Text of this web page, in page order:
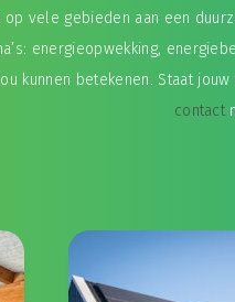
op vele gebieden aan een
energieopwekking,
kunnen betekenen. Staat
contact